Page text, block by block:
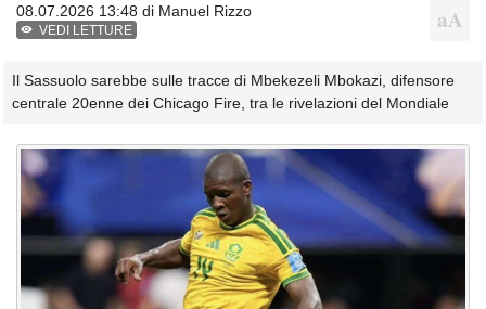
08.07.2026 13:48 di Manuel Rizzo
VEDI LETTURE
Il Sassuolo sarebbe sulle tracce di Mbekezeli Mbokazi, difensore
centrale 20enne dei Chicago Fire, tra le rivelazioni del Mondiale